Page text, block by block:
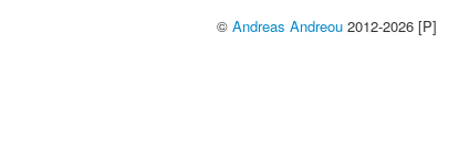
© Andreas Andreou 2012-2026 [P]